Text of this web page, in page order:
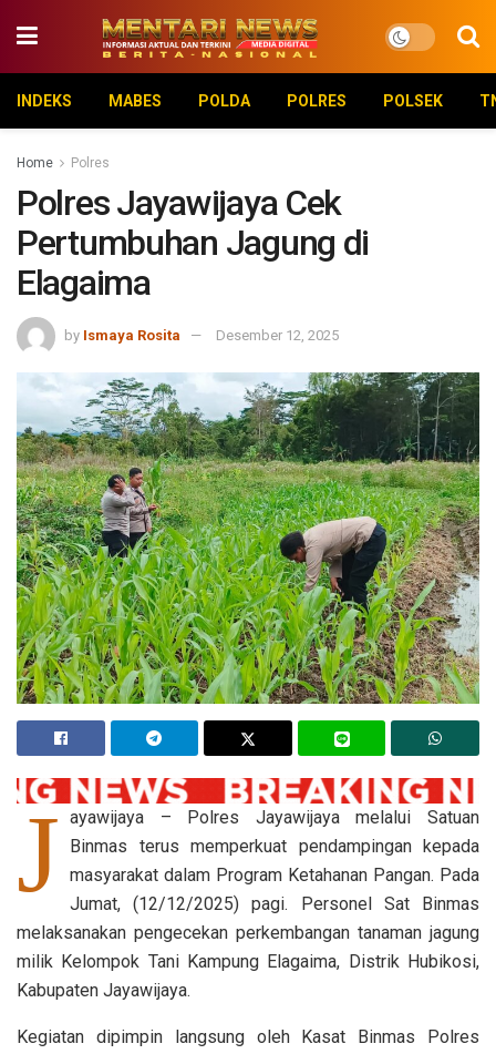
INDEKS MABES POLDA POLRES POLSEK
Home Polres
Polres Jayawijaya Cek
Pertumbuhan Jagung di
Elagaima
by Ismaya Rosita Desember 12, 2025
J ayawijaya – Polres Jayawijaya melalui Satuan
Binmas terus memperkuat pendampingan kepada
masyarakat dalam Program Ketahanan Pangan. Pada
Jumat, (12/12/2025) pagi. Personel Sat Binmas
melaksanakan pengecekan perkembangan tanaman jagung
milik Kelompok Tani Kampung Elagaima, Distrik Hubikosi,
Kabupaten Jayawijaya.
Kegiatan dipimpin langsung oleh Kasat Binmas Polres